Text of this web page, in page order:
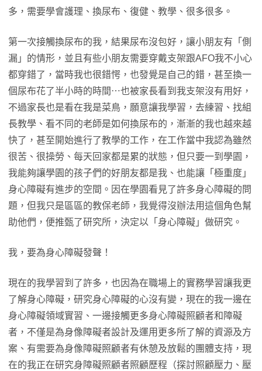
多，需要學會護理、換尿布、復健、教學、很多很多。
第一次接觸換尿布的我，結果尿布沒包好，讓小朋友有「側
漏」的情形，並且有些小朋友需要穿戴支架跟AFO我不小心
都穿錯了，當時我也很錯愕，也發覺是自己的錯，甚至換一
個尿布花了半小時的時間⋯也被家長看到我支架沒有用好，
不過家長也是看在我是菜鳥，願意讓我學習，去練習、找組
長教學、看不同的老師是如何換尿布的，漸漸的我也越來越
快了，甚至開始進行了教學的工作，在工作當中我認為雖然
很苦、很操勞、每天回家都是累的狀態，但只要一到學園，
我能夠讓學園的孩子們的好朋友都是我、也能讓「極重度」
身心障礙有進步的空間。因在學園看見了許多身心障礙的問
題，但我只是區區的教保老師，我覺得沒辦法用這個角色幫
助他們，便推甄了研究所，決定以「身心障礙」做研究。
我，要為身心障礙發聲！
現在的我學習到了許多，也因為在職場上的實務學習讓我更
了解身心障礙，研究身心障礙的心沒有變，現在的我一邊在
身心障礙領域實習、一邊接觸更多身心障礙照顧者和障礙
者，不僅是為身像障礙者設計及運用更多所了解的資源及方
案、有需要為身像障礙照顧者有休憩及放鬆的團體支持，現
在的我正在研究身障礙照顧者照顧歷程（探討照顧壓力、壓